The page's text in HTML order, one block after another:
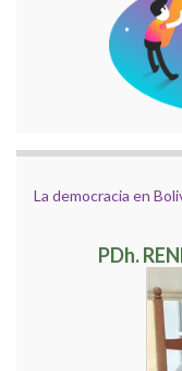
La democracia en
PDh.